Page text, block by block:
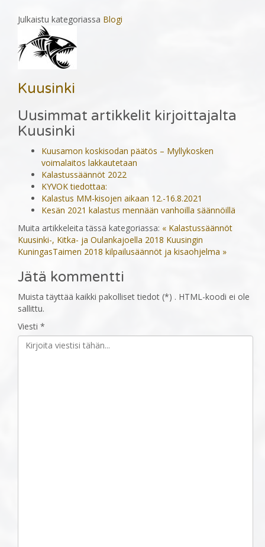
Julkaistu kategoriassa Blogi
Kuusinki
Uusimmat artikkelit kirjoittajalta
Kuusinki
Kuusamon koskisodan päätös – Myllykosken
voimalaitos lakkautetaan
Kalastussäännöt 2022
KYVOK tiedottaa:
Kalastus MM-kisojen aikaan 12.-16.8.2021
Kesän 2021 kalastus mennään vanhoilla säännöillä
Muita artikkeleita tässä kategoriassa: « Kalastussäännöt
Kuusinki-, Kitka- ja Oulankajoella 2018 Kuusingin
KuningasTaimen 2018 kilpailusäännöt ja kisaohjelma »
Jätä kommentti
Muista täyttää kaikki pakolliset tiedot (*) . HTML-koodi ei ole
sallittu.
Viesti *